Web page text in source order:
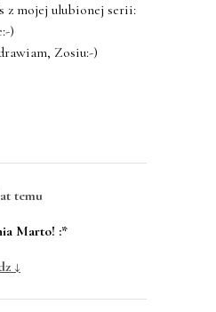
z mojej ulubionej serii:
)
Zosiu:-)
temu
Marto! :*
↓